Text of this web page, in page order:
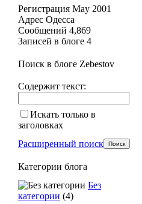
Регистрация May 2001
Адрес Одесса
Сообщений 4,869
Записей в блоге 4
Поиск в блоге Zebestov
Содержит текст:
Искать только в
заголовках
Расширенный поиск
Категории блога
Без
категории (4)